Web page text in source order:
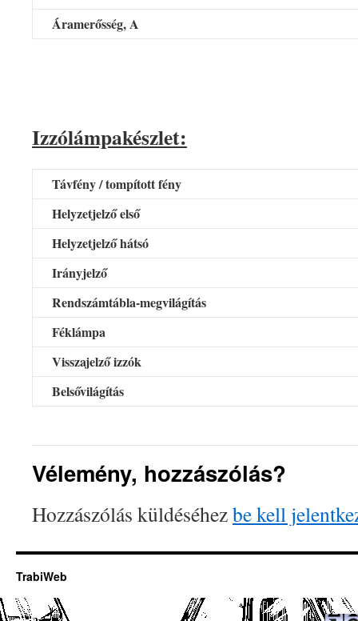
Áramerősség, A
Izzólámpakészlet:
Távfény / tompított fény
Helyzetjelző első
Helyzetjelző hátsó
Irányjelző
Rendszámtábla-megvilágítás
Féklámpa
Visszajelző izzók
Belsővilágítás
Vélemény, hozzászólás?
Hozzászólás küldéséhezbe kell
TrabiWeb